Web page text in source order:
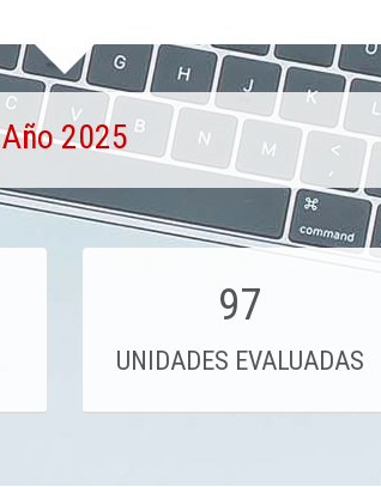
Año 2025
97
UNIDADES EVALUADAS